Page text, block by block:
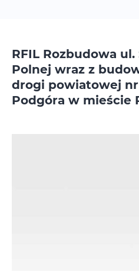
RFIL Rozbudowa
Polnej wraz z
drogi powiatowej nr
Podgóra w mieście